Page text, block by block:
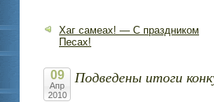
Хаг самеах! — С праздником
Песах!
09
Апр
2010
Подведены итоги